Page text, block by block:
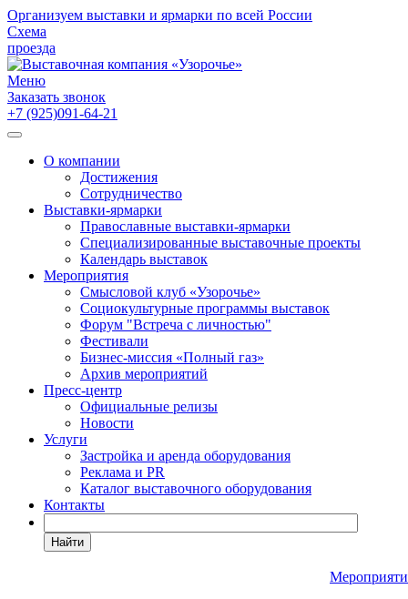
Организуем выставки и ярмарки по всей России
Схема
проезда
Меню
Заказать звонок
+7 (925)091-64-21
О компании
Достижения
Сотрудничество
Выставки-ярмарки
Православные выставки-ярмарки
Специализированные выставочные проекты
Календарь выставок
Мероприятия
Смысловой клуб «Узорочье»
Социокультурные программы выставок
Форум "Встреча с личностью"
Фестивали
Бизнес-миссия «Полный газ»
Архив мероприятий
Пресс-центр
Официальные релизы
Новости
Услуги
Застройка и аренда оборудования
Реклама и PR
Каталог выставочного оборудования
Контакты
Найти